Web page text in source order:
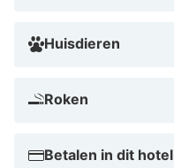
Huisdieren
Roken
Betalen in dit hotel